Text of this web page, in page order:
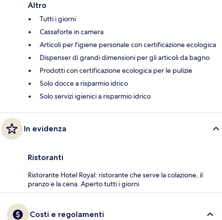
Altro
Tutti i giorni
Cassaforte in camera
Articoli per l'igiene personale con certificazione ecologica
Dispenser di grandi dimensioni per gli articoli da bagno
Prodotti con certificazione ecologica per le pulizie
Solo docce a risparmio idrico
Solo servizi igienici a risparmio idrico
In evidenza
Ristoranti
Ristorante Hotel Royal: ristorante che serve la colazione, il
pranzo e la cena. Aperto tutti i giorni
Costi e regolamenti